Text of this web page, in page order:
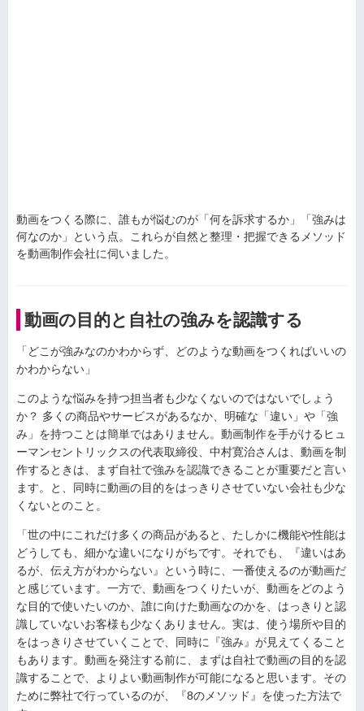
動画をつくる際に、誰もが悩むのが「何を訴求するか」「強みは
何なのか」という点。これらが自然と整理・把握できるメソッド
を動画制作会社に伺いました。
動画の目的と自社の強みを認識する
「どこが強みなのかわからず、どのような動画をつくればいいの
かわからない」
このような悩みを持つ担当者も少なくないのではないでしょう
か？ 多くの商品やサービスがあるなか、明確な「違い」や「強
み」を持つことは簡単ではありません。動画制作を手がけるヒュ
ーマンセントリックスの代表取締役、中村寛治さんは、動画を制
作するときは、まず自社で強みを認識できることが重要だと言い
ます。と、同時に動画の目的をはっきりさせていない会社も少な
くないとのこと。
「世の中にこれだけ多くの商品があると、たしかに機能や性能は
どうしても、細かな違いになりがちです。それでも、『違いはあ
るが、伝え方がわからない』という時に、一番使えるのが動画だ
と感じています。一方で、動画をつくりたいが、動画をどのよう
な目的で使いたいのか、誰に向けた動画なのかを、はっきりと認
識していないお客様も少なくありません。実は、使う場所や目的
をはっきりさせていくことで、同時に『強み』が見えてくること
もあります。動画を発注する前に、まずは自社で動画の目的を認
識することで、よりよい動画制作が可能になると思います。その
ために弊社で行っているのが、『8のメソッド』を使った方法で